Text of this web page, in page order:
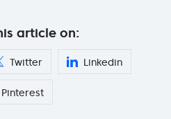
article on:
Twitter Linkedin
Pinterest